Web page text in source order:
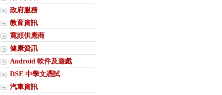
政府服務
教育資訊
寬頻供應商
健康資訊
Android 軟件及遊戲
DSE 中學文憑試
汽車資訊